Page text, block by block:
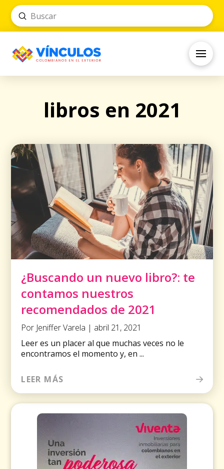
Search
Submit
libros en 2021
¿Buscando un nuevo libro?: te
contamos nuestros
recomendados de 2021
Por Jeniffer Varela | abril 21, 2021
Leer es un placer al que muchas veces no le
encontramos el momento y, en ...
LEER MÁS